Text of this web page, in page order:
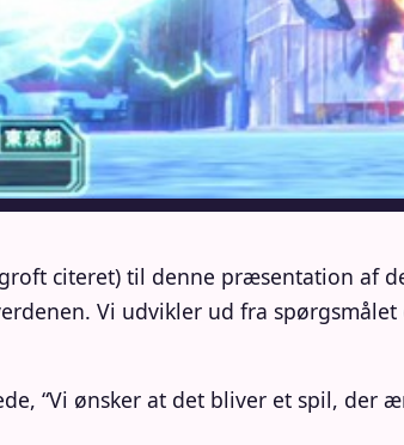
citeret) til denne præsentation af
Vi udvikler ud fra
“Vi ønsker at det bliver et spil, der